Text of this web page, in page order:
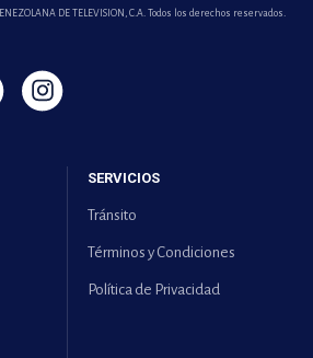
DE TELEVISION, C.A. Todos los derechos reservados.
SERVICIOS
Tránsito
Términos y Condiciones
Política de Privacidad